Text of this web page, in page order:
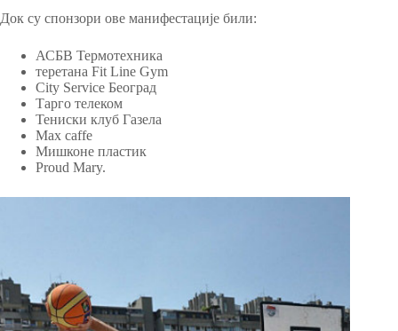
Док су спонзори ове манифестације били:
АСБВ Термотехника
теретана Fit Line Gym
City Service Београд
Тарго телеком
Тениски клуб Газела
Мax caffe
Мишконе пластик
Proud Mary.